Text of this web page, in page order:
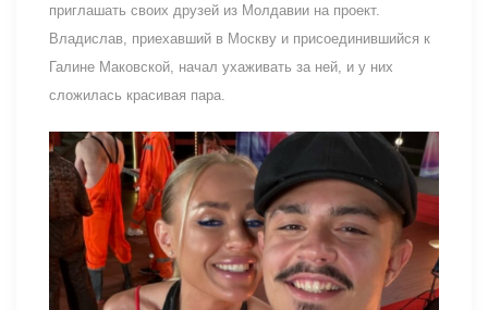
приглашать своих друзей из Молдавии на проект.
Владислав, приехавший в Москву и присоединившийся к
Галине Маковской, начал ухаживать за ней, и у них
сложилась красивая пара.